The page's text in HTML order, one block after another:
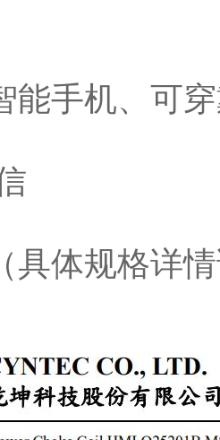
能手机、可
具体规格详